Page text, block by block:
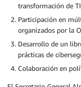
transformación de
Participación en
organizados por la
Desarrollo de un
prácticas de
Colaboración en